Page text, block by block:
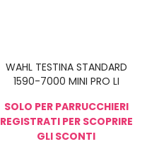
WAHL TESTINA STANDARD
1590-7000 MINI PRO LI
SOLO PER PARRUCCHIERI
REGISTRATI PER SCOPRIRE
GLI SCONTI